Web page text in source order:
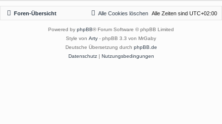
Foren-Übersicht Alle Zeiten sind UTC+02:00
Alle Cookies löschen
Powered by phpBB® Forum Software © phpBB Limited
Style von Arty - phpBB 3.3 von MrGaby
Deutsche Übersetzung durch phpBB.de
Datenschutz| Nutzungsbedingungen